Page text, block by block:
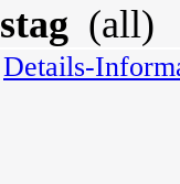
(all)
Details-